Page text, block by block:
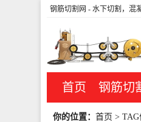
钢筋切割网 - 水下切割，混
首页 钢筋切
你的位置： 首页 >